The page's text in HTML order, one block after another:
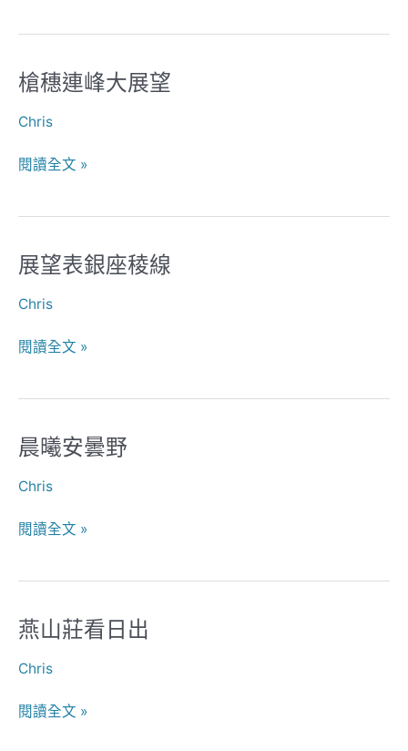
槍穗連峰大展望
Chris
槍
連
大
望
閱讀全文 »
展望表銀座稜線
Chris
展
表
座
線
閱讀全文 »
晨曦安曇野
Chris
晨
安
野
閱讀全文 »
燕山莊看日出
Chris
燕
莊
日
閱讀全文 »